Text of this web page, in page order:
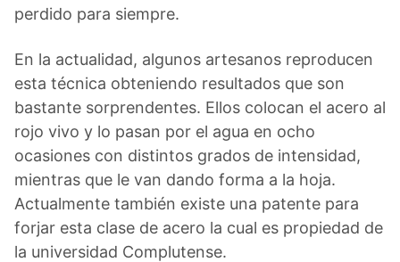
perdido para siempre.
En la actualidad, algunos artesanos reproducen
esta técnica obteniendo resultados que son
bastante sorprendentes. Ellos colocan el acero al
rojo vivo y lo pasan por el agua en ocho
ocasiones con distintos grados de intensidad,
mientras que le van dando forma a la hoja.
Actualmente también existe una patente para
forjar esta clase de acero la cual es propiedad de
la universidad Complutense.